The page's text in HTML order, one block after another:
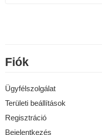
Fiók
Ügyfélszolgálat
Területi beállítások
Regisztráció
Bejelentkezés